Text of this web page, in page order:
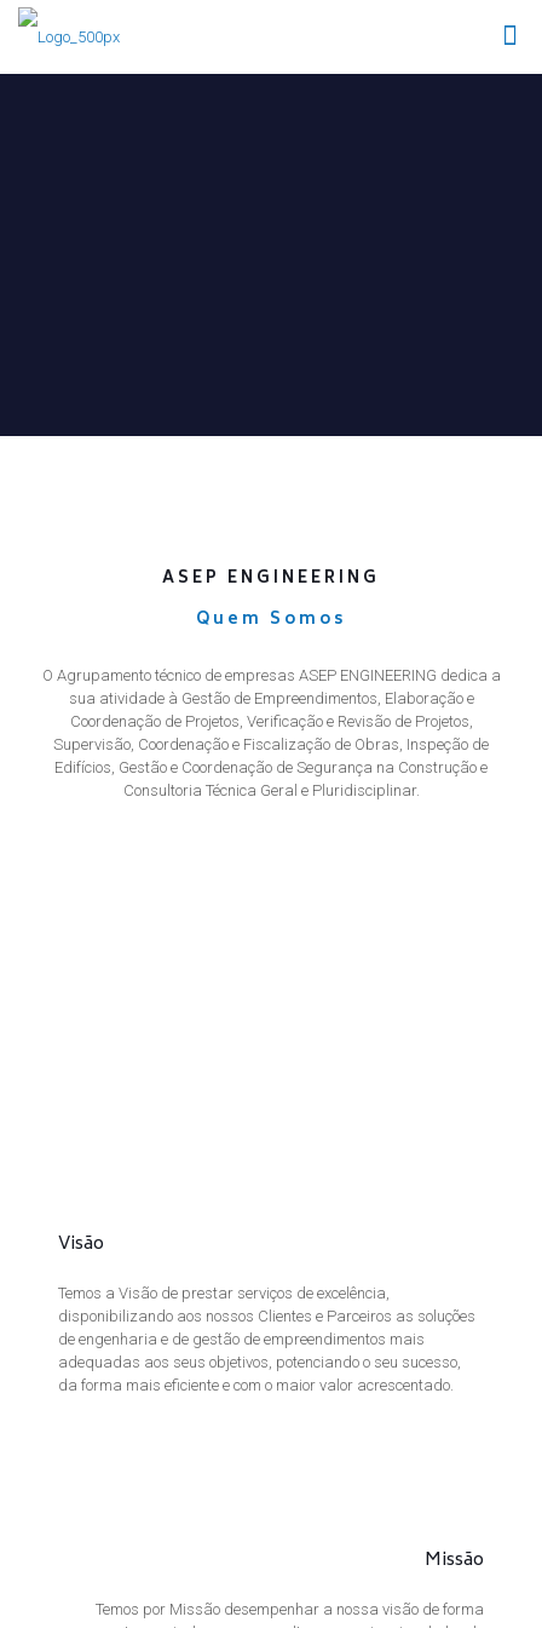
ASEP ENGINEERING
Quem Somos
O Agrupamento técnico de empresas ASEP ENGINEERING dedica a
sua atividade à Gestão de Empreendimentos, Elaboração e
Coordenação de Projetos, Verificação e Revisão de Projetos,
Supervisão, Coordenação e Fiscalização de Obras, Inspeção de
Edifícios, Gestão e Coordenação de Segurança na Construção e
Consultoria Técnica Geral e Pluridisciplinar.
Visão
Temos a Visão de prestar serviços de excelência,
disponibilizando aos nossos Clientes e Parceiros as soluções
de engenharia e de gestão de empreendimentos mais
adequadas aos seus objetivos, potenciando o seu sucesso,
da forma mais eficiente e com o maior valor acrescentado.
Missão
Temos por Missão desempenhar a nossa visão de forma